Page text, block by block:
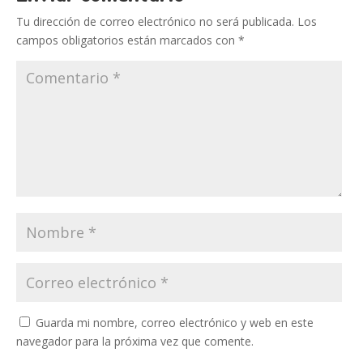
Tu dirección de correo electrónico no será publicada. Los
campos obligatorios están marcados con *
Guarda mi nombre, correo electrónico y web en este
navegador para la próxima vez que comente.